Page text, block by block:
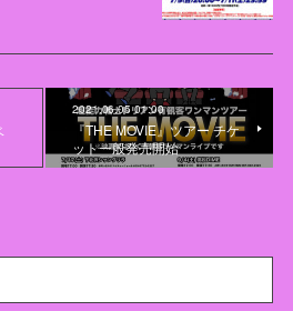
2021.06.05 01:00
『THE MOVIE』ツアー チケ
ット一般発売開始